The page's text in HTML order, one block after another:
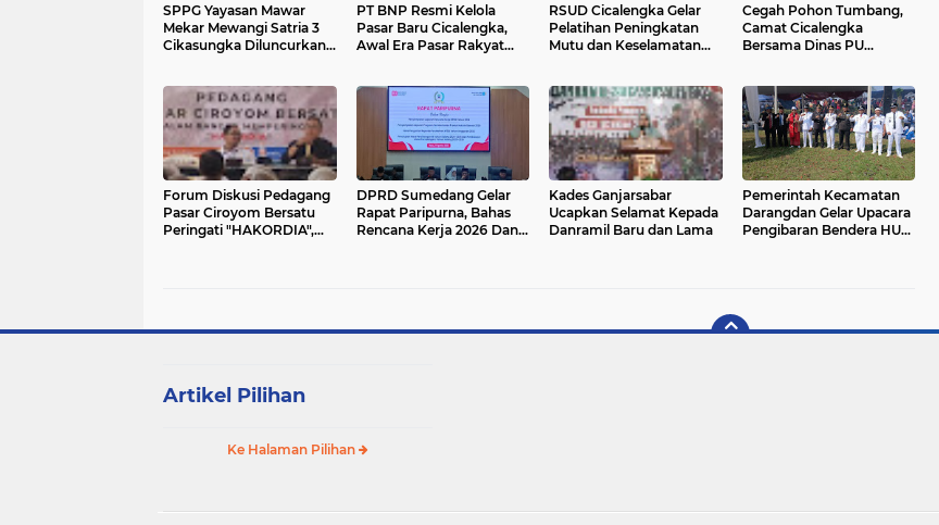
SPPG Yayasan Mawar
Mekar Mewangi Satria 3
Cikasungka Diluncurkan,
PT BNP Resmi Kelola
Pasar Baru Cicalengka,
Awal Era Pasar Rakyat
RSUD Cicalengka Gelar
Pelatihan Peningkatan
Mutu dan Keselamatan
Cegah Pohon Tumbang,
Camat Cicalengka
Bersama Dinas PU
Dianggap
Membahayakan
Forum Diskusi Pedagang
Pasar Ciroyom Bersatu
Peringati "HAKORDIA",
DPRD Sumedang Gelar
Rapat Paripurna, Bahas
Rencana Kerja 2026 Dan
Kades Ganjarsabar
Ucapkan Selamat Kepada
Danramil Baru dan Lama
Pemerintah Kecamatan
Darangdan Gelar Upacara
Pengibaran Bendera HUT
Artikel Pilihan
Ke Halaman Pilihan